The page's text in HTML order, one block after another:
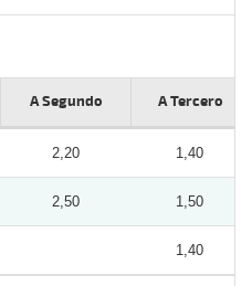
A Segundo A Tercero
2,20 1,40
2,50 1,50
1,40